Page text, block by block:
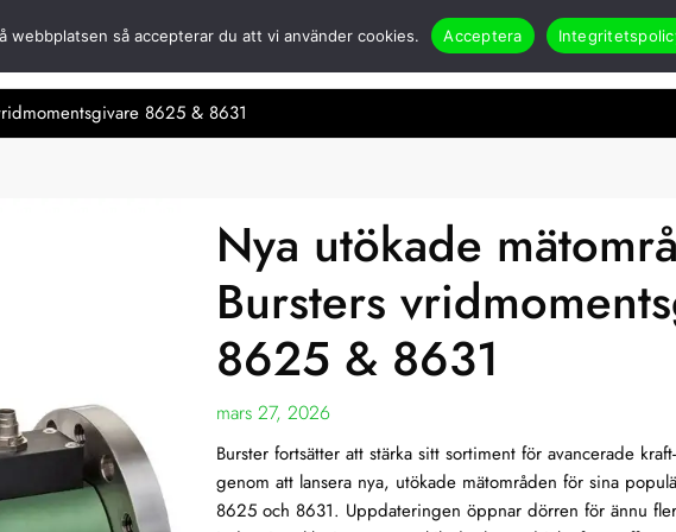
Öppna Om oss
Partners Nyheter Applikationer & case Öppna Applikationer & case
Kontakt RMA
8625 & 8631
Nya utökade
Bursters
8625 & 8631
mars 27, 2026
Burster fortsätter att stärka sitt sortiment för avancerade
genom att lansera nya, utökade mätområden för sina
8625 och 8631. Uppdateringen öppnar dörren för ännu
webbplatsen så accepterar du att vi använder cookies. Acceptera